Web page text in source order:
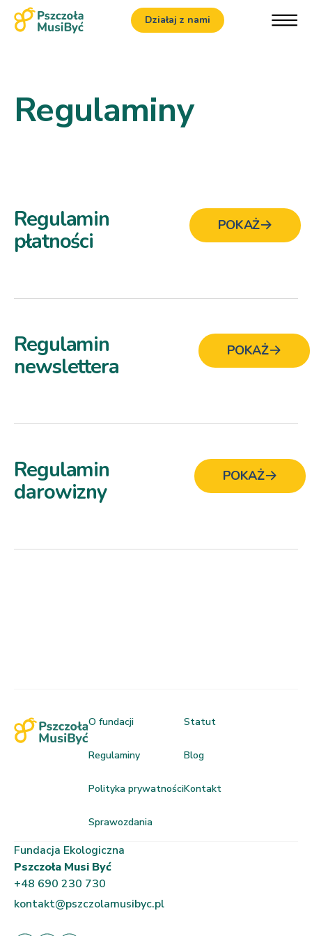
Działaj z nami
Regulaminy
Regulamin
płatności
POKAŻ
Regulamin
newslettera
POKAŻ
Regulamin
darowizny
POKAŻ
O fundacji
Regulaminy
Polityka prywatności
Sprawozdania
Statut
Blog
Kontakt
Fundacja Ekologiczna
Pszczoła Musi Być
+48 690 230 730
kontakt@pszczolamusibyc.pl